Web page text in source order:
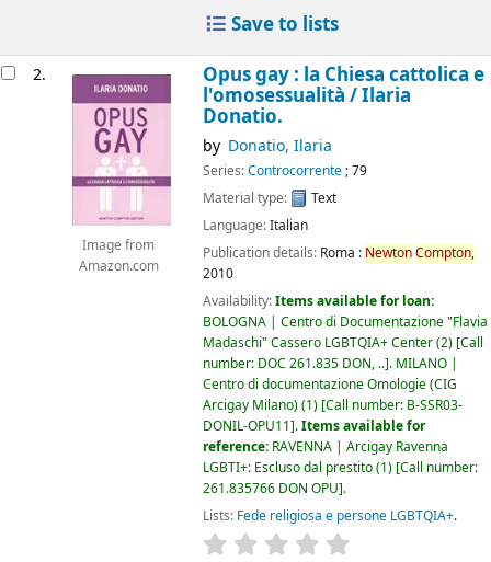
Save to lists
2.
Image from
Amazon.com
Opus gay : la Chiesa cattolica e
l'omosessualità /Ilaria
Donatio.
by Donatio, Ilaria
Series:Controcorrente; 79
Material type:
Text
Language:Italian
Publication details: Roma : NewtonCompton,
2010
Availability:Items available for loan:
BOLOGNA | Centro di Documentazione "Flavia
Madaschi" Cassero LGBTQIA+ Center(2) Call
number: DOC 261.835 DON, .. . MILANO |
Centro di documentazione Omologie (CIG
Arcigay Milano)(1) Call number: B-SSR03-
DONIL-OPU11 .Items available for
reference: RAVENNA | Arcigay Ravenna
LGBTI+: Escluso dal prestito(1) Call number:
261.835766 DON OPU .
Lists: Fede religiosa e persone LGBTQIA+.
star rating